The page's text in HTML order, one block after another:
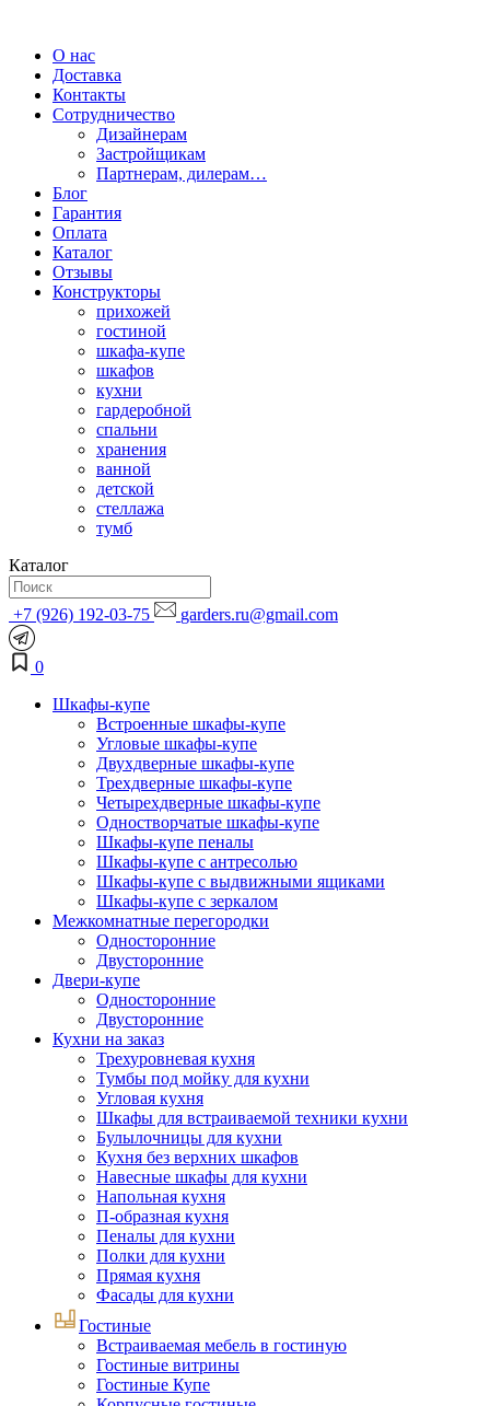
О нас
Доставка
Контакты
Сотрудничество
Дизайнерам
Застройщикам
Партнерам, дилерам…
Блог
Гарантия
Оплата
Каталог
Отзывы
Конструкторы
прихожей
гостиной
шкафа-купе
шкафов
кухни
гардеробной
спальни
хранения
ванной
детской
стеллажа
тумб
Каталог
+7 (926) 192-03-75 garders.ru@gmail.com
0
Шкафы-купе
Встроенные шкафы-купе
Угловые шкафы-купе
Двухдверные шкафы-купе
Трехдверные шкафы-купе
Четырехдверные шкафы-купе
Одностворчатые шкафы-купе
Шкафы-купе пеналы
Шкафы-купе с антресолью
Шкафы-купе с выдвижными ящиками
Шкафы-купе с зеркалом
Межкомнатные перегородки
Односторонние
Двусторонние
Двери-купе
Односторонние
Двусторонние
Кухни на заказ
Трехуровневая кухня
Тумбы под мойку для кухни
Угловая кухня
Шкафы для встраиваемой техники кухни
Булылочницы для кухни
Кухня без верхних шкафов
Навесные шкафы для кухни
Напольная кухня
П-образная кухня
Пеналы для кухни
Полки для кухни
Прямая кухня
Фасады для кухни
Гостиные
Встраиваемая мебель в гостиную
Гостиные витрины
Гостиные Купе